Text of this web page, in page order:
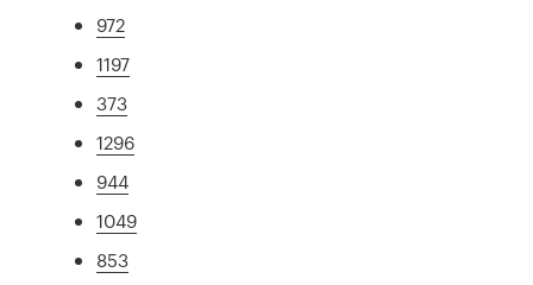
972
1197
373
1296
944
1049
853